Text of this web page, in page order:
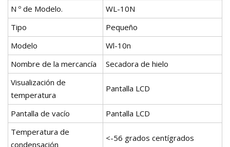
N º de Modelo.
WL-10N
Tipo
Pequeño
Modelo
Wl-10n
Nombre de la mercancía
Secadora de hielo
Visualización de
temperatura
Pantalla LCD
Pantalla de vacío
Pantalla LCD
Temperatura de
condensación
<-56 grados centígrados